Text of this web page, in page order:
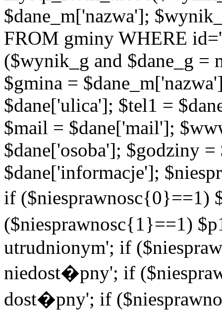
$dane_m['nazwa'];
FROM gminy WHERE
($wynik_g and $dane_g =
$gmina =
$dane['ulica']; $tel1 =
$mail = $dane['mail'];
$dane['osoba']; $godziny
$dane['informacje'];
if ($niesprawnosc{0}==1)
($niesprawnosc{1}==1)
utrudnionym'; if
niedost�pny'; if
dost�pny'; if